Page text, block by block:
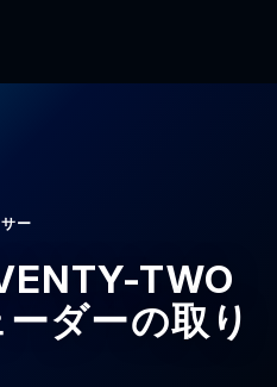
ー
TWO
ダーの取り